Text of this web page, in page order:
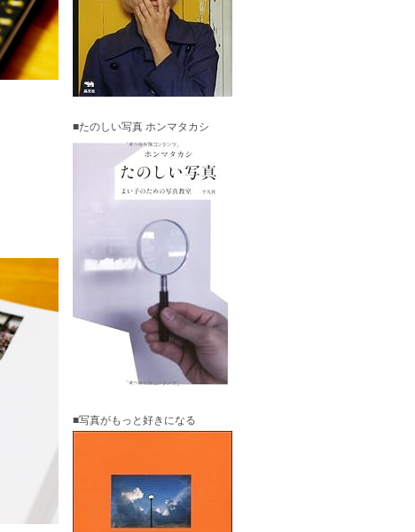
■たのしい写真 ホンマタカシ
■写真がもっと好きになる